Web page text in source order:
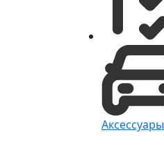
Аксессуары